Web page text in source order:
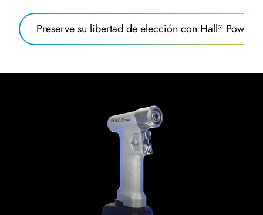
Preserve su libertad de elección con Hall® Power